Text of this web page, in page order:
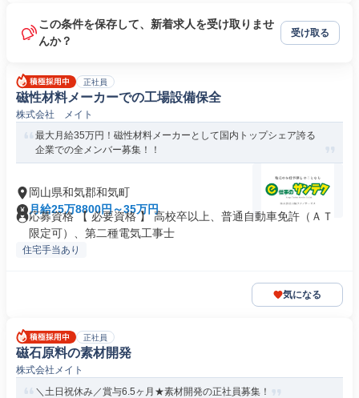
この条件を保存して、新着求人を受け取りませ
んか？
受け取る
正社員
磁性材料メーカーでの工場設備保全
株式会社 メイト
最大月給35万円！磁性材料メーカーとして国内トップシェア誇る
企業での全メンバー募集！！
岡山県和気郡和気町
月給25万8800円～35万円
応募資格 【 必要資格 】 高校卒以上、普通自動車免許（ＡＴ
限定可）、第二種電気工事士
住宅手当あり
気になる
正社員
磁石原料の素材開発
株式会社メイト
＼土日祝休み／賞与6.5ヶ月★素材開発の正社員募集！